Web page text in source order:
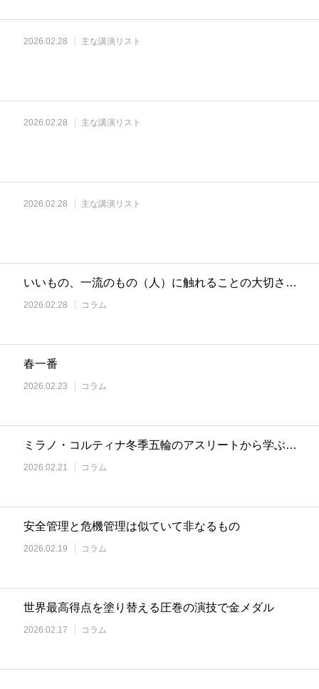
2026.02.28 主な講演リスト
2026.02.28 主な講演リスト
2026.02.28 主な講演リスト
いいもの、一流のもの（人）に触れることの大切さ…
2026.02.28 コラム
春一番
2026.02.23 コラム
ミラノ・コルティナ冬季五輪のアスリートから学ぶ…
2026.02.21 コラム
安全管理と危機管理は似ていて非なるもの
2026.02.19 コラム
世界最高得点を塗り替える圧巻の演技で金メダル
2026.02.17 コラム